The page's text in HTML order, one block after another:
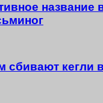
название
сбивают кегли